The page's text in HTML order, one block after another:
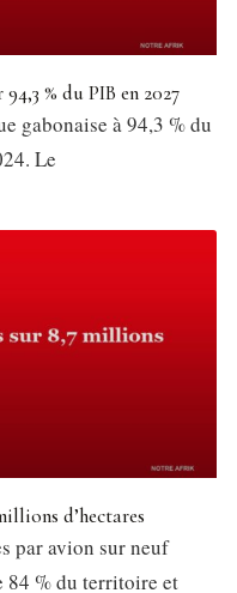
% du PIB en 2027
gabonaise à 94,3 % du
Le
d’hectares
par avion sur neuf
84 % du territoire et